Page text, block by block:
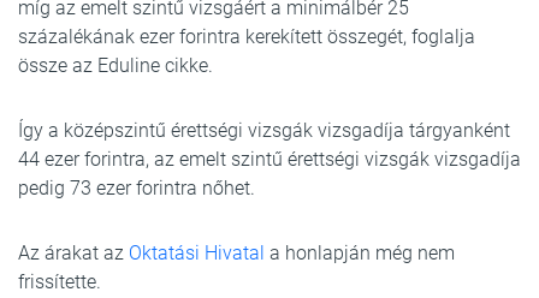
míg az emelt szintű vizsgáért a minimálbér 25
százalékának ezer forintra kerekített összegét, foglalja
össze az Eduline cikke.
Így a középszintű érettségi vizsgák vizsgadíja tárgyanként
44 ezer forintra, az emelt szintű érettségi vizsgák vizsgadíja
pedig 73 ezer forintra nőhet.
Az árakat az Oktatási Hivatal a honlapján még nem
frissítette.